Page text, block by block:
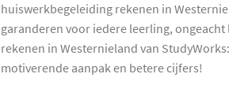
huiswerkbegeleiding rekenen in
garanderen voor iedere leerling,
rekenen in Westernieland van
motiverende aanpak en betere cijfers!